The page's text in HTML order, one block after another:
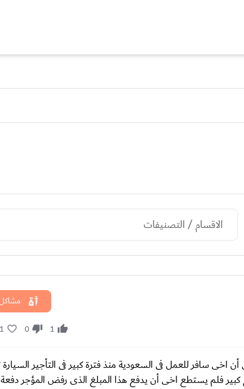
الاقسام / التصنيفات
1
0
1
للعمل فى السعودية منذ فترة كبير فى التأجير السيارة
فلم يستطع اخى أن يدفع هذا المبلغ الذى رفض المؤجر